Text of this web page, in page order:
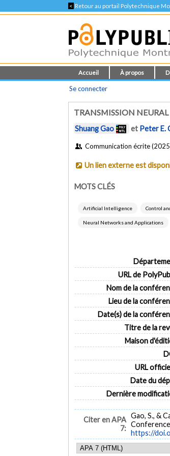
< Retour au portail Polytechnique
Accueil À propos
Se connecter
TRANSMISSION
Shuang Gao et Peter E.
Communication écrite
Un lien externe est
MOTS CLÉS
Artificial Intelligence Control
Neural Networks and Applications
URL de
Nom de la
Lieu de la
Date(s) de la
Titre de la
Maison
URL
Date du
Dernière
Citer en APA
7:
Gao, S., &
Conference
https://